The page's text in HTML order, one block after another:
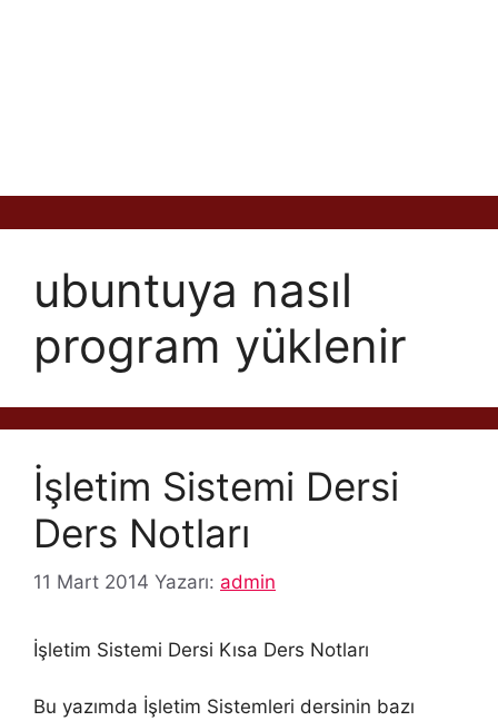
ubuntuya nasıl
program yüklenir
İşletim Sistemi Dersi
Ders Notları
11 Mart 2014 Yazarı: admin
İşletim Sistemi Dersi Kısa Ders Notları
Bu yazımda İşletim Sistemleri dersinin bazı